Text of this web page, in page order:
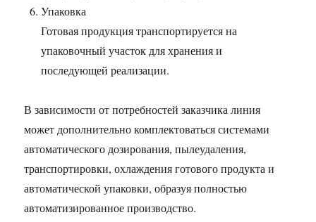
Упаковка
Готовая продукция транспортируется на
упаковочный участок для хранения и
последующей реализации.
В зависимости от потребностей заказчика линия
может дополнительно комплектоваться системами
автоматического дозирования, пылеудаления,
транспортировки, охлаждения готового продукта и
автоматической упаковки, образуя полностью
автоматизированное производство.